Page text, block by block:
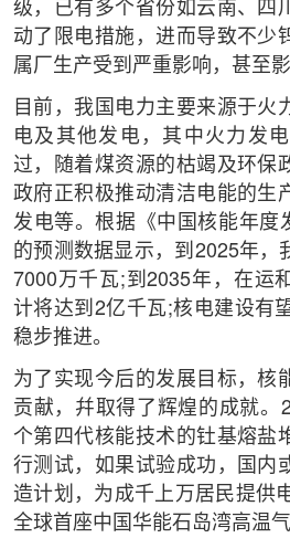
级，已有多个省份如云南、四
动了限电措施，进而导致不少
属厂生产受到严重影响，甚至
目前，我国电力主要来源于火
电及其他发电，其中火力发
过，随着煤资源的枯竭及环保
政府正积极推动清洁电能的生
发电等。根据《中国核能年度
的预测数据显示，到2025年，
7000万千瓦;到2035年，在运
计将达到2亿千瓦;核电建设有
稳步推进。
为了实现今后的发展目标，核
贡献，幷取得了辉煌的成就。
个第四代核能技术的钍基熔盐
行测试，如果试验成功，国内
造计划，为成千上万居民提供
全球首座中国华能石岛湾高温